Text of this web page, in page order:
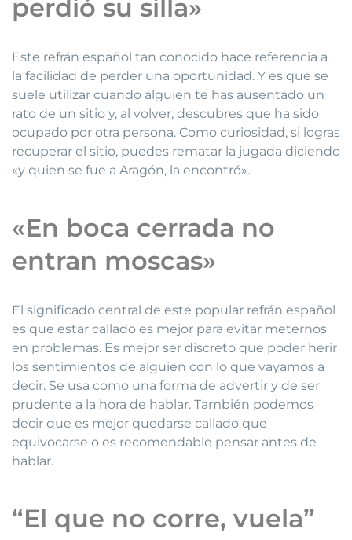
perdió su silla»
Este refrán español tan conocido hace referencia a
la facilidad de perder una oportunidad. Y es que se
suele utilizar cuando alguien te has ausentado un
rato de un sitio y, al volver, descubres que ha sido
ocupado por otra persona. Como curiosidad, si logras
recuperar el sitio, puedes rematar la jugada diciendo
«y quien se fue a Aragón, la encontró».
«En boca cerrada no
entran moscas»
El significado central de este popular refrán español
es que estar callado es mejor para evitar meternos
en problemas. Es mejor ser discreto que poder herir
los sentimientos de alguien con lo que vayamos a
decir. Se usa como una forma de advertir y de ser
prudente a la hora de hablar. También podemos
decir que es mejor quedarse callado que
equivocarse o es recomendable pensar antes de
hablar.
“El que no corre, vuela”